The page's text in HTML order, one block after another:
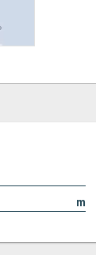
m